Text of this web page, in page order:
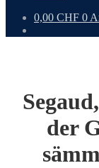
0,00 CHF 0
der